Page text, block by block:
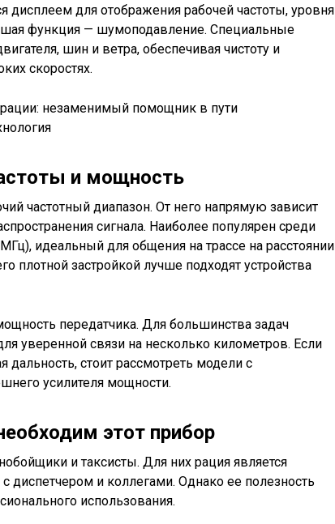
для отображения рабочей частоты, уровня
функция — шумоподавление. Специальные
шин и ветра, обеспечивая чистоту и
скоростях.
и мощность
частотный диапазон. От него напрямую зависит
сигнала. Наиболее популярен среди
идеальный для общения на трассе на расстоянии
плотной застройкой лучше подходят устройства
передатчика. Для большинства задач
уверенной связи на несколько километров. Если
стоит рассмотреть модели с
усилителя мощности.
этот прибор
и таксисты. Для них рация является
диспетчером и коллегами. Однако ее полезность
использования.